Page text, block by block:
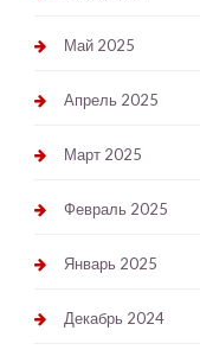
Май 2025
Апрель 2025
Март 2025
Февраль 2025
Январь 2025
Декабрь 2024